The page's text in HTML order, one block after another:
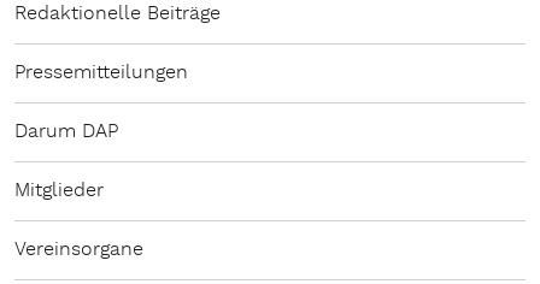
Redaktionelle Beiträge
Pressemitteilungen
Darum DAP
Mitglieder
Vereinsorgane